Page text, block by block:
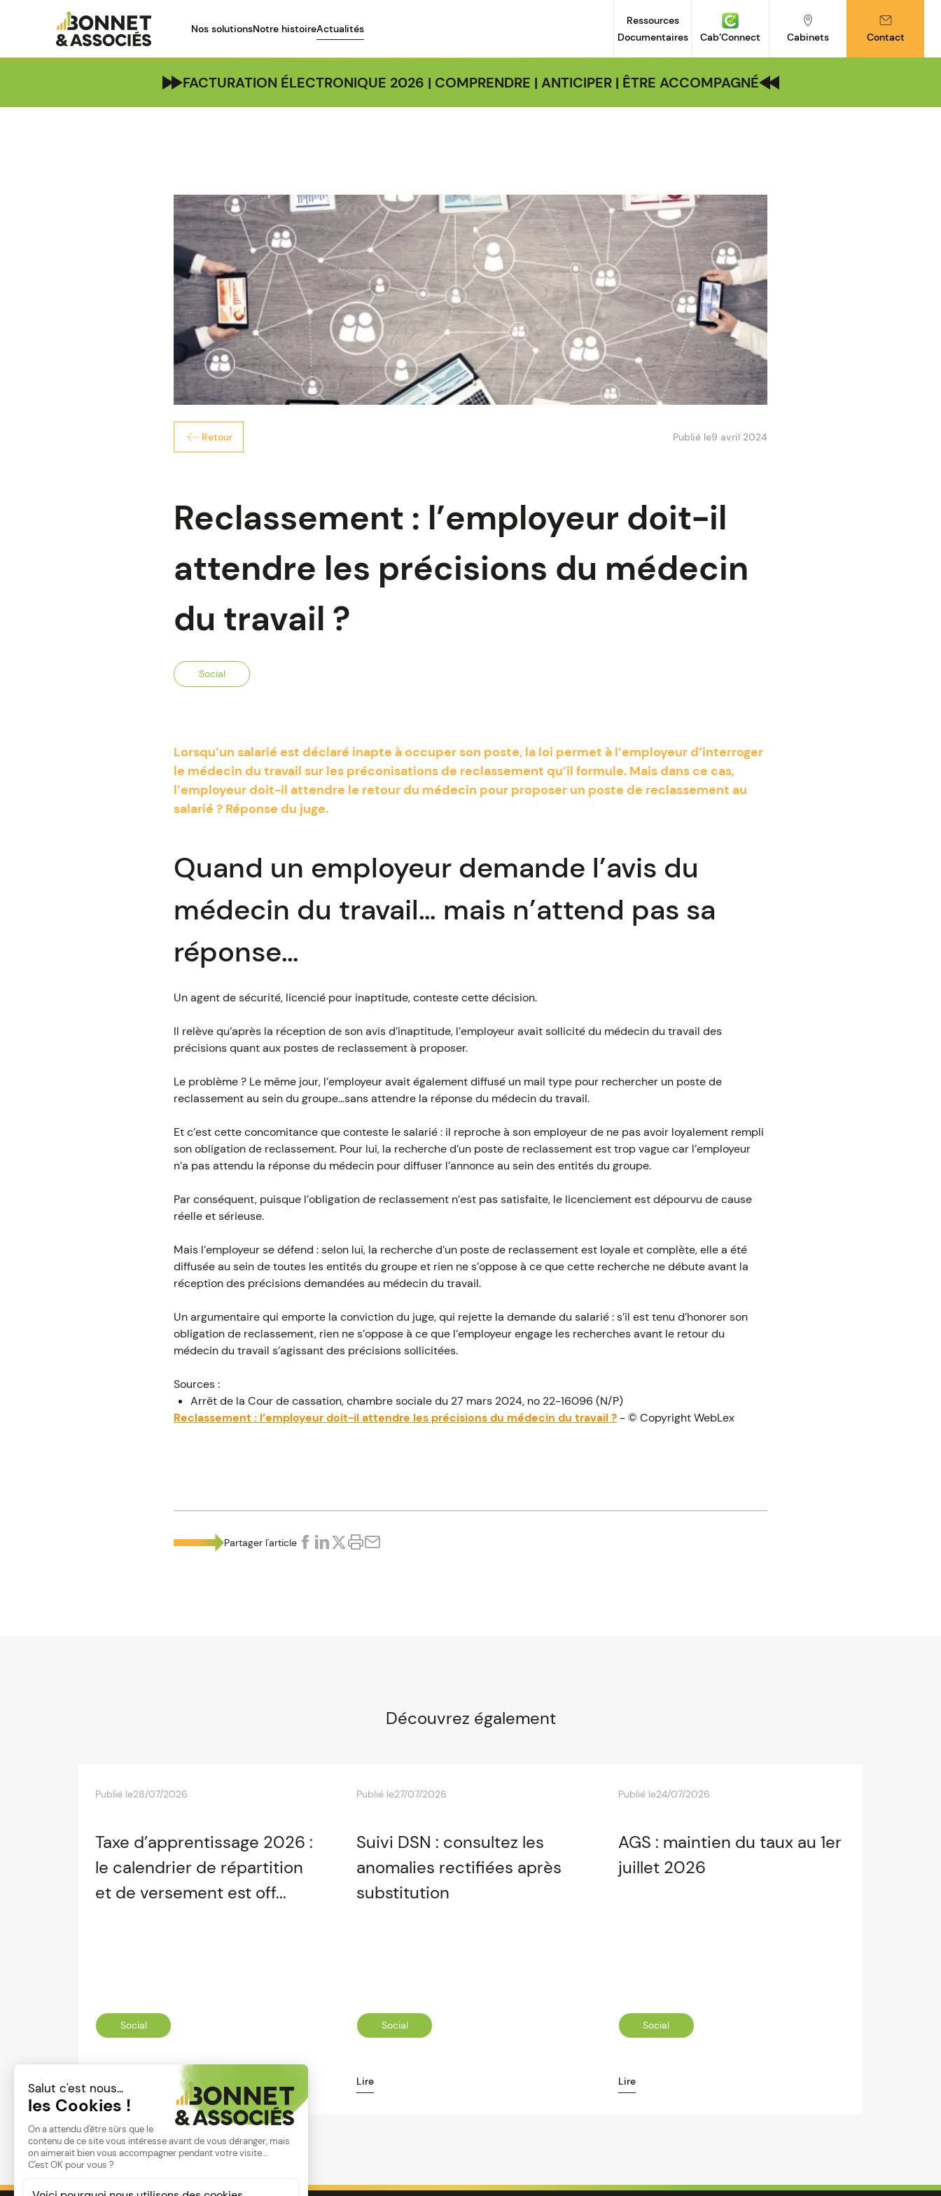
Nos solutionsNotre histoireActualités
Ressources
Documentaires
Cab’Connect Cabinets Contact
FACTURATION ÉLECTRONIQUE 2026 | COMPRENDRE | ANTICIPER | ÊTRE ACCOMPAGNÉ
Retour Publié le9 avril 2024
Reclassement : l’employeur doit-il
attendre les précisions du médecin
du travail ?
Social
Lorsqu’un salarié est déclaré inapte à occuper son poste, la loi permet à l’employeur d’interroger
le médecin du travail sur les préconisations de reclassement qu’il formule. Mais dans ce cas,
l’employeur doit-il attendre le retour du médecin pour proposer un poste de reclassement au
salarié ? Réponse du juge.
Quand un employeur demande l’avis du
médecin du travail… mais n’attend pas sa
réponse…
Un agent de sécurité, licencié pour inaptitude, conteste cette décision.
Il relève qu’après la réception de son avis d’inaptitude, l’employeur avait sollicité du médecin du travail des
précisions quant aux postes de reclassement à proposer.
Le problème ? Le même jour, l’employeur avait également diffusé un mail type pour rechercher un poste de
reclassement au sein du groupe…sans attendre la réponse du médecin du travail.
Et c’est cette concomitance que conteste le salarié : il reproche à son employeur de ne pas avoir loyalement rempli
son obligation de reclassement. Pour lui, la recherche d’un poste de reclassement est trop vague car l’employeur
n’a pas attendu la réponse du médecin pour diffuser l’annonce au sein des entités du groupe.
Par conséquent, puisque l’obligation de reclassement n’est pas satisfaite, le licenciement est dépourvu de cause
réelle et sérieuse.
Mais l’employeur se défend : selon lui, la recherche d’un poste de reclassement est loyale et complète, elle a été
diffusée au sein de toutes les entités du groupe et rien ne s’oppose à ce que cette recherche ne débute avant la
réception des précisions demandées au médecin du travail.
Un argumentaire qui emporte la conviction du juge, qui rejette la demande du salarié : s’il est tenu d’honorer son
obligation de reclassement, rien ne s’oppose à ce que l’employeur engage les recherches avant le retour du
médecin du travail s’agissant des précisions sollicitées.
Sources :
Arrêt de la Cour de cassation, chambre sociale du 27 mars 2024, no 22-16096 (N/P)
Reclassement : l’employeur doit-il attendre les précisions du médecin du travail ? - © Copyright WebLex
Partager l'article
Découvrez également
Publié le28/07/2026
Taxe d’apprentissage 2026 :
le calendrier de répartition
et de versement est off...
Social
Publié le27/07/2026
Suivi DSN : consultez les
anomalies rectifiées après
substitution
Social
Lire
Publié le24/07/2026
AGS : maintien du taux au 1er
juillet 2026
Social
Lire